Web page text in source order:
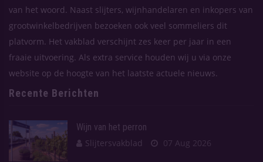
van het woord. Naast slijters, wijnhandelaren en inkopers van
grootwinkelbedrijven bezoeken ook veel sommeliers dit
platvorm. Het vakblad verschijnt zes keer per jaar in een
fraaie uitvoering. Als extra service houden wij u via onze
website op de hoogte van het laatste actuele nieuws.
Recente Berichten
Wijn van het perron
Slijtersvakblad
07 Aug 2026